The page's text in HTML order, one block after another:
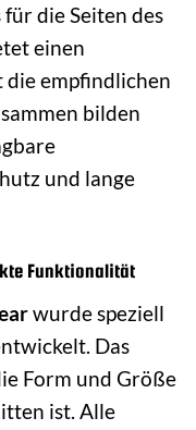
die Seiten des
einen
die empfindlichen
bilden
und lange
Funktionalität
wurde speziell
Das
Form und Größe
ist. Alle